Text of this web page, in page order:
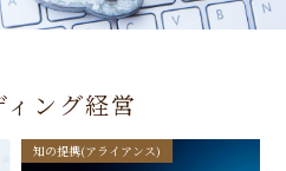
ング経営
知の提携(アライアンス)